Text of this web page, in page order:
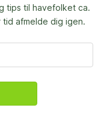
tips til havefolket ca.
afmelde dig igen.